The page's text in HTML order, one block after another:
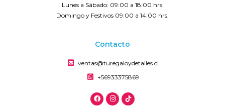
Lunes a Sábado: 09:00 a 18:00 hrs.
Domingo y Festivos 09:00 a 14:00 hrs.
Contacto
ventas@turegaloydetalles.cl
+56933375869